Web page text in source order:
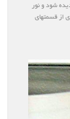
شود و نور
از قسمتهای